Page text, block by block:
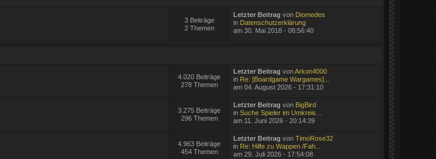
3 Beiträge
2 Themen
Letzter Beitrag von Diomedes
in Datenschutzerklärung
am 30. Mai 2018 - 08:56:40
4.020 Beiträge
278 Themen
Letzter Beitrag vonArkon4000
in Re: [Boardgame Wargames]...
am 04. August 2026 - 17:31:10
3.275 Beiträge
296 Themen
Letzter Beitrag von BigBird
in Suche Spieler im Umkreis...
am 11. Juni 2026 - 20:14:39
4.963 Beiträge
454 Themen
Letzter Beitrag von TimoRose32
in Re: Hilfe zu Wappen /Fah...
am 29. Juli 2026 - 17:54:08